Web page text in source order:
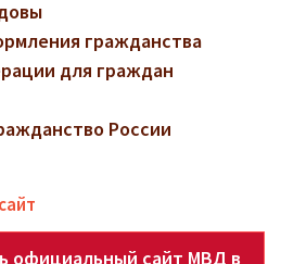
гражданства
для граждан
России
официальный сайт МВД в